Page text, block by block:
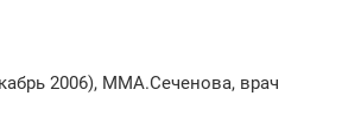
2006), ММА.Сеченова, врач